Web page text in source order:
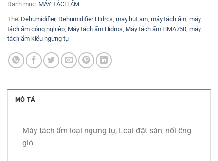
Danh mục: MÁY TÁCH ẨM
Thẻ: Dehumidifier, Dehumidifier Hidros, may hut am, máy tách ẩm, máy
tách ẩm công nghiệp, Máy tách ẩm Hidros, Máy tách ẩm HMA750, máy
tách ẩm kiểu ngưng tụ
MÔ TẢ
Máy tách ẩm loại ngưng tụ, Loại đặt sàn, nối ống
gió.